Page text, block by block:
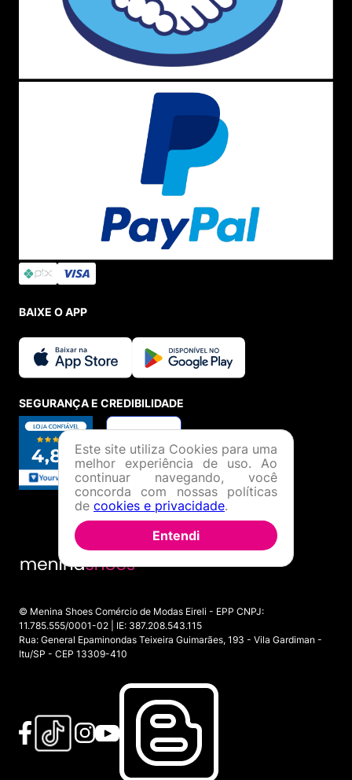
BAIXE O APP
SEGURANÇA E CREDIBILIDADE
© Menina Shoes Comércio de Modas Eireli - EPP CNPJ:
11.785.555/0001-02 | IE: 387.208.543.115
Rua: General Epaminondas Teixeira Guimarães, 193 - Vila Gardiman -
Itu/SP - CEP 13309-410
Este site utiliza Cookies para uma
melhor experiência de uso. Ao
continuar navegando, você
concorda com nossas políticas
de cookies e privacidade.
Entendi